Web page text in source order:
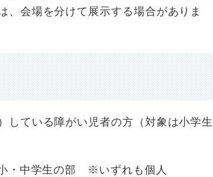
、会場を分けて展示する場合がありま
ている障がい児者の方（対象は小学生
中学生の部 ※いずれも個人